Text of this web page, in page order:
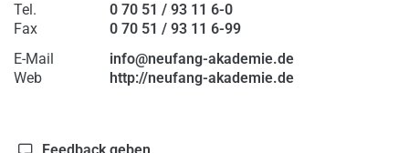
Tel.
0 70 51 / 93 11 6-0
Fax
0 70 51 / 93 11 6-99
E-Mail
info@neufang-akademie.de
Web
http://neufang-akademie.de